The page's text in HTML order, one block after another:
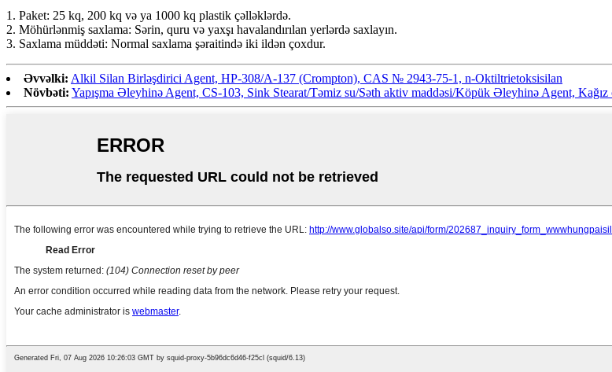
1. Paket: 25 kq, 200 kq və ya 1000 kq plastik çəlləklərdə.
2. Möhürlənmiş saxlama: Sərin, quru və yaxşı havalandırılan yerlərdə saxlayın.
3. Saxlama müddəti: Normal saxlama şəraitində iki ildən çoxdur.
Əvvəlki: Alkil Silan Birləşdirici Agent, HP-308/A-137 (Crompton), CAS № 2943-75-1, n-Oktiltrietoksisilan
Növbəti: Yapışma Əleyhinə Agent, CS-103, Sink Stearat/Təmiz su/Səth aktiv maddəsi/Köpük Əleyhinə Agent, Kağız